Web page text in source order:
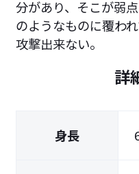
分があり、そこが弱
のようなものに覆わ
攻撃出来ない。
詳
身長